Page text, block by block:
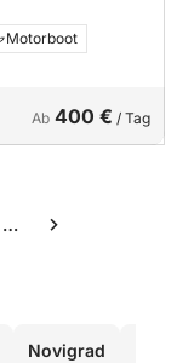
Motorboot
Ab 400 € / Tag
…
Novigrad